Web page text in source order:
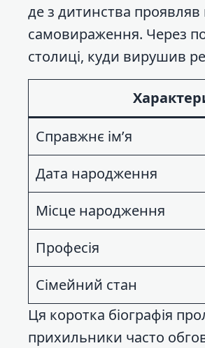
де з дитинства проявляв
самовираження. Через
столиці, куди вирушив
Справжнє ім’я
Дата народження
Місце народження
Професія
Сімейний стан
Ця коротка біографія
прихильники часто